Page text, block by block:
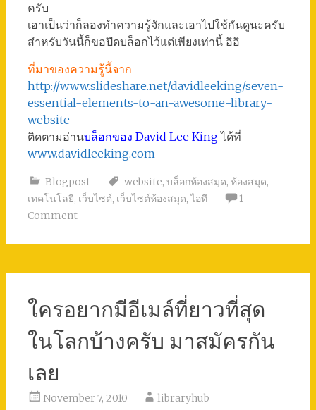
ครับ
เอาเป็นว่าก็ลองทำความรู้จักและเอาไปใช้กันดูนะครับ
สำหรับวันนี้ก็ขอปิดบล็อกไว้แต่เพียงเท่านี้ อิอิ
ที่มาของความรู้นี้จาก
http://www.slideshare.net/davidleeking/seven-
essential-elements-to-an-awesome-library-
website
ติดตามอ่านบล็อกของ David Lee Kingได้ที่
www.davidleeking.com
Blogpost website, บล็อกห้องสมุด, ห้องสมุด,
เทคโนโลยี, เว็บไซต์, เว็บไซต์ห้องสมุด,ไอที
1
Comment
ใครอยากมีอีเมล์ที่ยาวที่สุด
ในโลกบ้างครับ มาสมัครกัน
เลย
November 7, 2010 libraryhub